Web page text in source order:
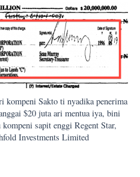
kompeni Sakto ti nyadika penerima
$20 juta ari mentua iya, bini
kompeni sapit enggi Regent Star,
Investments Limited